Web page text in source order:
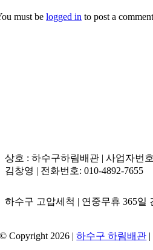
must be logged in to post a
상호 : 하수구하림배관 | 사업자번
김창영 | 전화번호: 010-4892-7655
하수구 고압세척 | 연중무휴 365일
© Copyright 2026 |하수구 하림배관